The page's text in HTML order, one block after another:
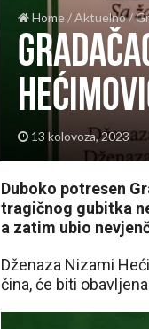
Home /Aktuelno/
13 kolovoza, 2023
Duboko potresen
tragičnog gubitka
a zatim ubio
Dženaza Nizami
čina, će biti